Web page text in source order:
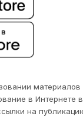
материалов
в Интернете
на